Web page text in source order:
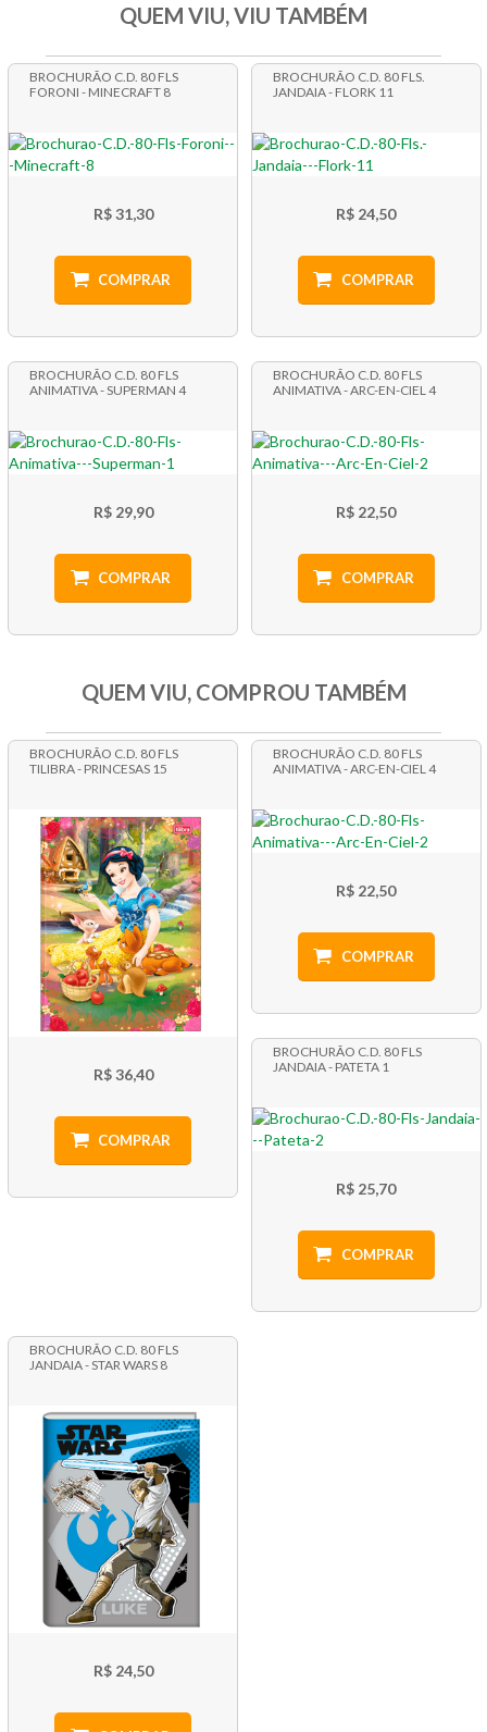
QUEM VIU, VIU TAMBÉM
BROCHURÃO C.D. 80 FLS
FORONI - MINECRAFT 8
R$ 31,30
COMPRAR
BROCHURÃO C.D. 80 FLS.
JANDAIA - FLORK 11
R$ 24,50
COMPRAR
BROCHURÃO C.D. 80 FLS
ANIMATIVA - SUPERMAN 4
R$ 29,90
COMPRAR
BROCHURÃO C.D. 80 FLS
ANIMATIVA - ARC-EN-CIEL 4
R$ 22,50
COMPRAR
QUEM VIU, COMPROU TAMBÉM
BROCHURÃO C.D. 80 FLS
TILIBRA - PRINCESAS 15
R$ 36,40
COMPRAR
BROCHURÃO C.D. 80 FLS
ANIMATIVA - ARC-EN-CIEL 4
R$ 22,50
COMPRAR
BROCHURÃO C.D. 80 FLS
JANDAIA - PATETA 1
R$ 25,70
COMPRAR
BROCHURÃO C.D. 80 FLS
JANDAIA - STAR WARS 8
R$ 24,50